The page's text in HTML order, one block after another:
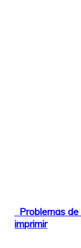
Problemas
imprimir